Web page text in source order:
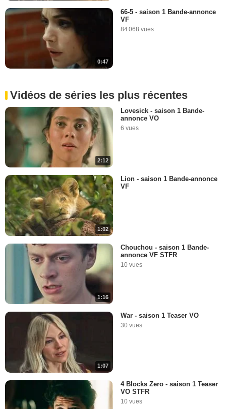
0:47
66-5 - saison 1 Bande-annonce
VF
84 068 vues
Vidéos de séries les plus récentes
2:12
Lovesick - saison 1 Bande-
annonce VO
6 vues
1:02
Lion - saison 1 Bande-annonce
VF
1:16
Chouchou - saison 1 Bande-
annonce VF STFR
10 vues
1:07
War - saison 1 Teaser VO
30 vues
4 Blocks Zero - saison 1 Teaser
VO STFR
10 vues